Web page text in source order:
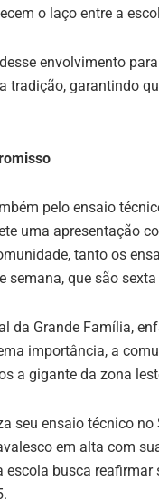
o laço entre a
envolvimento
tradição, garantindo
pelo ensaio
uma apresentação
tanto os
semana, que são
da Grande Família,
importância, a
a gigante da zona
seu ensaio técnico
em alta com
busca